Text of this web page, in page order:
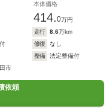
本体価格
414.0万円
走行 8.6万km
修復
なし
整備
法定整備付
市
依頼